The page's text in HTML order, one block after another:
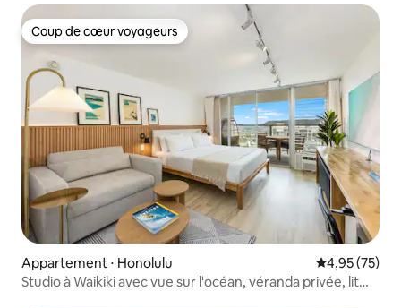
Coup de cœur voyageurs
Coup de cœur voyageurs
Appartement ⋅ Honolulu Évaluation
4,95 (75)
Studio à Waikiki avec vue sur l'océan, véranda privée, lit